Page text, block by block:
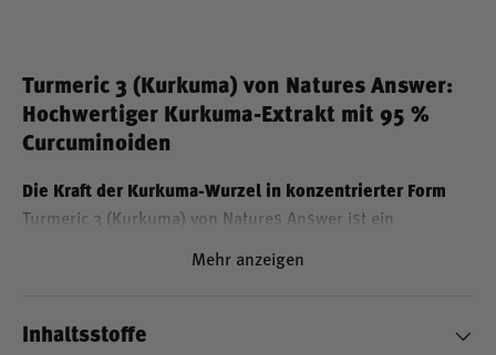
Turmeric 3 (Kurkuma) von Natures Answer:
Hochwertiger Kurkuma-Extrakt mit 95 %
Curcuminoiden
Die Kraft der Kurkuma-Wurzel in konzentrierter Form
Turmeric 3 (Kurkuma) von Natures Answer ist ein
Kurkuma-Wurzel mit modernen Herstellungsverfahren
standardisiert auf einen Gehalt von 95 % Curcuminoiden –
Mehr anzeigen
Inhaltsstoffe